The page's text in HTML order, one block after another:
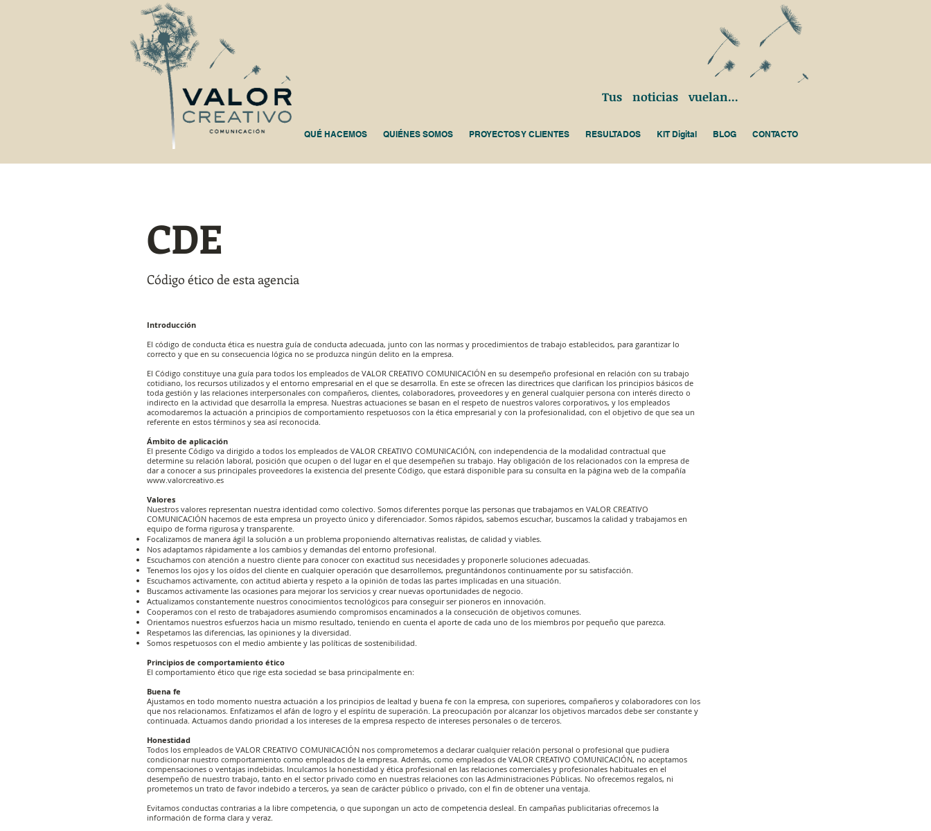
Tus noticias vuelan...
QUÉ HACEMOS QUIÉNES SOMOS PROYECTOS Y CLIENTES RESULTADOS KIT Digital BLOG CONTACTO
CDE
Código ético de esta agencia
Introducción
El código de conducta ética es nuestra guía de conducta adecuada, junto con las normas y procedimientos de trabajo establecidos, para garantizar lo
correcto y que en su consecuencia lógica no se produzca ningún delito en la empresa.
El Código constituye una guía para todos los empleados de VALOR CREATIVO COMUNICACIÓN en su desempeño profesional en relación con su trabajo
cotidiano, los recursos utilizados y el entorno empresarial en el que se desarrolla. En este se ofrecen las directrices que clarifican los principios básicos de
toda gestión y las relaciones interpersonales con compañeros, clientes, colaboradores, proveedores y en general cualquier persona con interés directo o
indirecto en la actividad que desarrolla la empresa. Nuestras actuaciones se basan en el respeto de nuestros valores corporativos, y los empleados
acomodaremos la actuación a principios de comportamiento respetuosos con la ética empresarial y con la profesionalidad, con el objetivo de que sea un
referente en estos términos y sea así reconocida.
Ámbito de aplicación
El presente Código va dirigido a todos los empleados de VALOR CREATIVO COMUNICACIÓN, con independencia de la modalidad contractual que
determine su relación laboral, posición que ocupen o del lugar en el que desempeñen su trabajo. Hay obligación de los relacionados con la empresa de
dar a conocer a sus principales proveedores la existencia del presente Código, que estará disponible para su consulta en la página web de la compañía
www.valorcreativo.es
Valores
Nuestros valores representan nuestra identidad como colectivo. Somos diferentes porque las personas que trabajamos en VALOR CREATIVO
COMUNICACIÓN hacemos de esta empresa un proyecto único y diferenciador. Somos rápidos, sabemos escuchar, buscamos la calidad y trabajamos en
equipo de forma rigurosa y transparente.
Focalizamos de manera ágil la solución a un problema proponiendo alternativas realistas, de calidad y viables.
Nos adaptamos rápidamente a los cambios y demandas del entorno profesional.
Escuchamos con atención a nuestro cliente para conocer con exactitud sus necesidades y proponerle soluciones adecuadas.
Tenemos los ojos y los oídos del cliente en cualquier operación que desarrollemos, preguntándonos continuamente por su satisfacción.
Escuchamos activamente, con actitud abierta y respeto a la opinión de todas las partes implicadas en una situación.
Buscamos activamente las ocasiones para mejorar los servicios y crear nuevas oportunidades de negocio.
Actualizamos constantemente nuestros conocimientos tecnológicos para conseguir ser pioneros en innovación.
Cooperamos con el resto de trabajadores asumiendo compromisos encaminados a la consecución de objetivos comunes.
Orientamos nuestros esfuerzos hacia un mismo resultado, teniendo en cuenta el aporte de cada uno de los miembros por pequeño que parezca.
Respetamos las diferencias, las opiniones y la diversidad.
Somos respetuosos con el medio ambiente y las políticas de sostenibilidad.
Principios de comportamiento ético
El comportamiento ético que rige esta sociedad se basa principalmente en:
Buena fe
Ajustamos en todo momento nuestra actuación a los principios de lealtad y buena fe con la empresa, con superiores, compañeros y colaboradores con los
que nos relacionamos. Enfatizamos el afán de logro y el espíritu de superación. La preocupación por alcanzar los objetivos marcados debe ser constante y
continuada. Actuamos dando prioridad a los intereses de la empresa respecto de intereses personales o de terceros.
Honestidad
Todos los empleados de VALOR CREATIVO COMUNICACIÓN nos comprometemos a declarar cualquier relación personal o profesional que pudiera
condicionar nuestro comportamiento como empleados de la empresa. Además, como empleados de VALOR CREATIVO COMUNICACIÓN, no aceptamos
compensaciones o ventajas indebidas. Inculcamos la honestidad y ética profesional en las relaciones comerciales y profesionales habituales en el
desempeño de nuestro trabajo, tanto en el sector privado como en nuestras relaciones con las Administraciones Públicas. No ofrecemos regalos, ni
prometemos un trato de favor indebido a terceros, ya sean de carácter público o privado, con el fin de obtener una ventaja.
Evitamos conductas contrarias a la libre competencia, o que supongan un acto de competencia desleal. En campañas publicitarias ofrecemos la
información de forma clara y veraz.